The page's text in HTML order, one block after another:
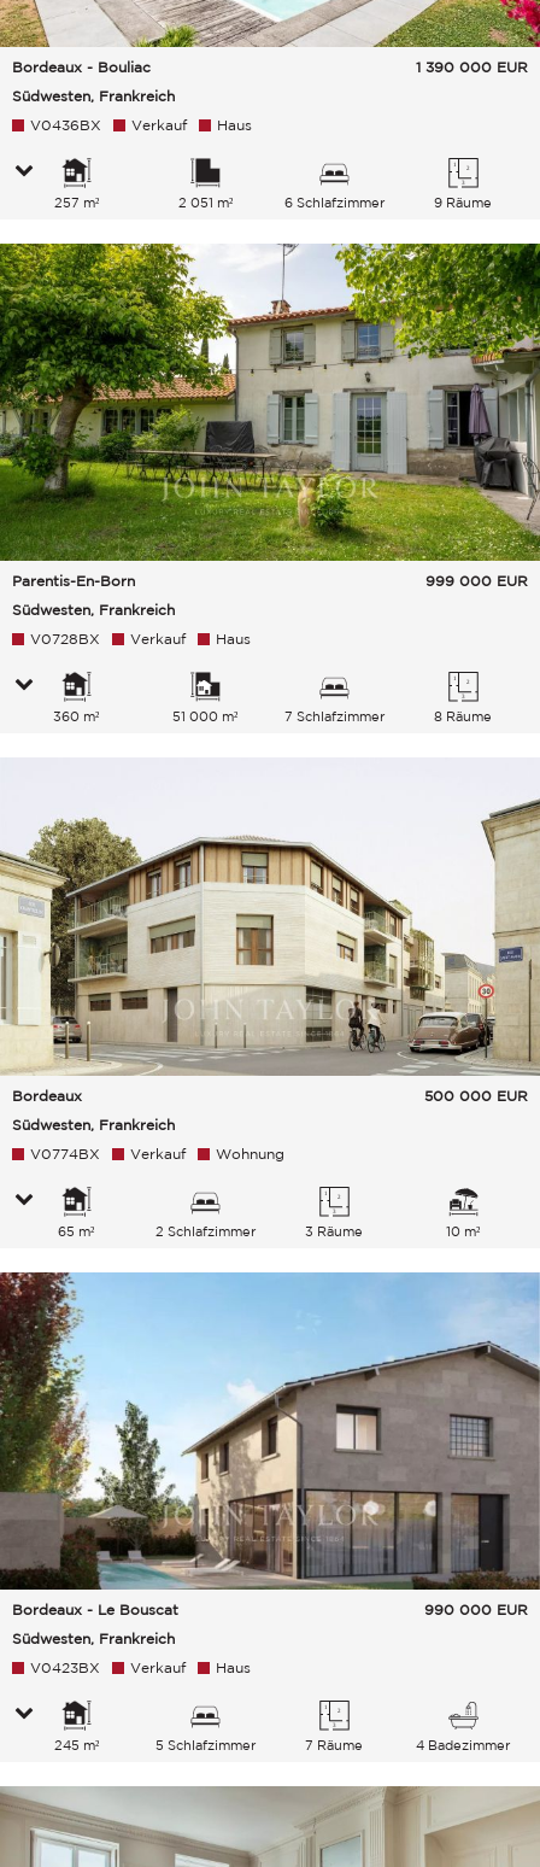
Bordeaux - Bouliac
Südwesten, Frankreich
1 390 000 EUR
V0436BX Verkauf Haus
257 m² 2 051 m² 6 Schlafzimmer 9 Räume
Parentis-En-Born
Südwesten, Frankreich
999 000 EUR
V0728BX Verkauf Haus
360 m² 51 000 m² 7 Schlafzimmer 8 Räume
Bordeaux
Südwesten, Frankreich
500 000 EUR
V0774BX Verkauf Wohnung
65 m² 2 Schlafzimmer 3 Räume 10 m²
Bordeaux - Le Bouscat
Südwesten, Frankreich
990 000 EUR
V0423BX Verkauf Haus
245 m² 5 Schlafzimmer 7 Räume 4 Badezimmer